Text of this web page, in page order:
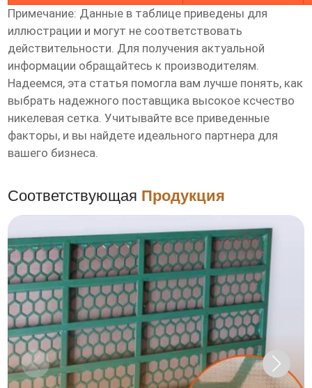
Примечание: Данные в таблице приведены для
иллюстрации и могут не соответствовать
действительности. Для получения актуальной
информации обращайтесь к производителям.
Надеемся, эта статья помогла вам лучше понять, как
выбрать надежного поставщика высокое ксчество
никелевая сетка. Учитывайте все приведенные
факторы, и вы найдете идеального партнера для
вашего бизнеса.
Соответствующая Продукция